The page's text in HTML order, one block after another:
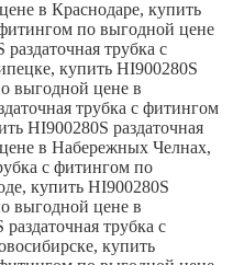
в Краснодаре, купить
по выгодной цене
трубка с
купить HI900280S
выгодной цене в
трубка с фитингом
HI900280S раздаточная
в Набережных Челнах,
с фитингом по
купить HI900280S
выгодной цене в
трубка с
купить